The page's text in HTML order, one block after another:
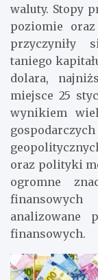
waluty. Stopy
poziomie
przyczyniły
taniego
dolara,
miejsce 25
wynikiem
oraz polityki
ogromne
analizowane
finansowych.